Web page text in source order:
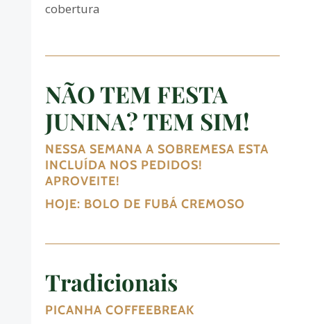
cobertura
NÃO TEM FESTA
JUNINA? TEM SIM!
NESSA SEMANA A SOBREMESA ESTA
INCLUÍDA NOS PEDIDOS!
APROVEITE!
HOJE: BOLO DE FUBÁ CREMOSO
Tradicionais
PICANHA COFFEEBREAK